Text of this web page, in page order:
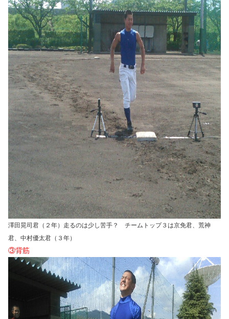
澤田晃司君（２年）走るのは少し苦手？ チームトップ３は京免君、荒神
君、中村優太君（３年）
③背筋